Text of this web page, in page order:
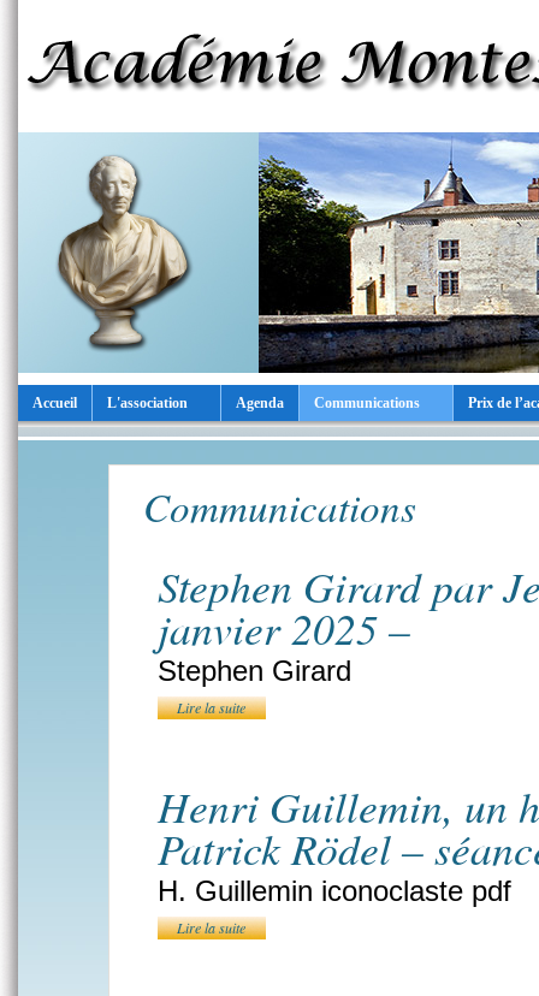
Accueil L'association Agenda Communications Prix de
Communications
Stephen Girard par
janvier 2025 –
Stephen Girard
Lire la suite
Henri Guillemin, un
Patrick Rödel –
H. Guillemin iconoclaste pdf
Lire la suite